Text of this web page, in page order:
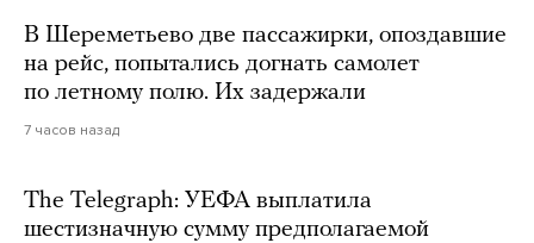
В Шереметьево две пассажирки, опоздавшие
на рейс, попытались догнать самолет
по летному полю. Их задержали
7 часов назад
The Telegraph: УЕФА выплатила
шестизначную сумму предполагаемой